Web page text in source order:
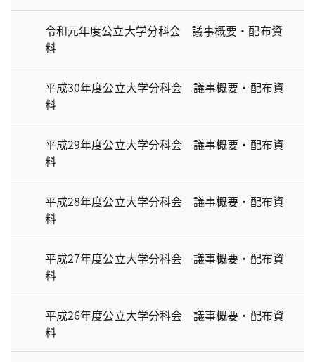
令和元年度公立大学分科会 議事概要・配布資
料
平成30年度公立大学分科会 議事概要・配布資
料
平成29年度公立大学分科会 議事概要・配布資
料
平成28年度公立大学分科会 議事概要・配布資
料
平成27年度公立大学分科会 議事概要・配布資
料
平成26年度公立大学分科会 議事概要・配布資
料